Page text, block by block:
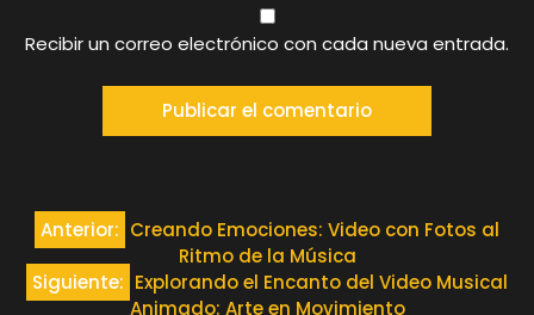
Recibir un correo electrónico con cada nueva entrada.
Navegación
de
Anterior: Creando Emociones: Video con Fotos al
Ritmo de la Música
Siguiente: Explorando el Encanto del Video Musical
Animado: Arte en Movimiento